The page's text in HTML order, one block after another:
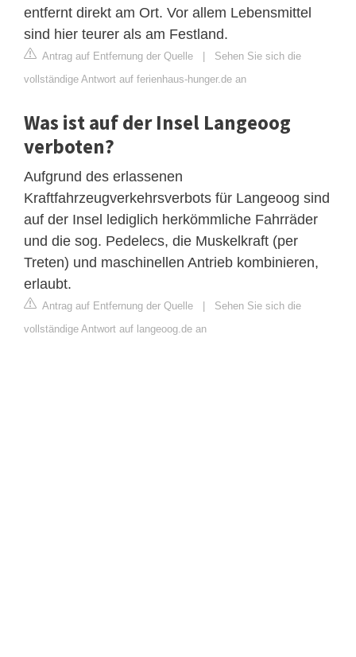
entfernt direkt am Ort. Vor allem Lebensmittel
sind hier teurer als am Festland.
Antrag auf Entfernung der Quelle | Sehen Sie sich die
vollständige Antwort auf ferienhaus-hunger.de an
Was ist auf der Insel Langeoog
verboten?
Aufgrund des erlassenen
Kraftfahrzeugverkehrsverbots für Langeoog sind
auf der Insel lediglich herkömmliche Fahrräder
und die sog. Pedelecs, die Muskelkraft (per
Treten) und maschinellen Antrieb kombinieren,
erlaubt.
Antrag auf Entfernung der Quelle | Sehen Sie sich die
vollständige Antwort auf langeoog.de an